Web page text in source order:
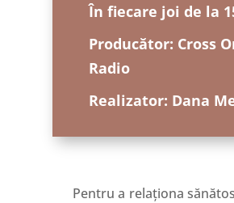
În fiecare joi de la
Producător: Cross
Radio
Realizator: Dana
Pentru a relaționa